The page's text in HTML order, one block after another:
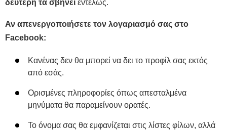
δεύτερη τα σβήνει εντελώς.
Αν απενεργοποιήσετε τον λογαριασμό σας στο
Facebook:
Κανένας δεν θα μπορεί να δει το προφίλ σας εκτός
από εσάς.
Ορισμένες πληροφορίες όπως απεσταλμένα
μηνύματα θα παραμείνουν ορατές.
Το όνομα σας θα εμφανίζεται στις λίστες φίλων, αλλά